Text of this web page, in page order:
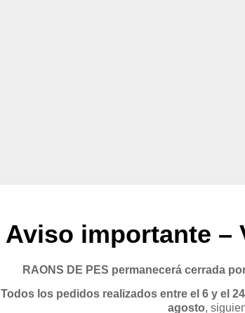
Aviso importante –
RAONS DE PES permanecerá cerrada
Todos los pedidos realizados entre el 6 y el
agosto,